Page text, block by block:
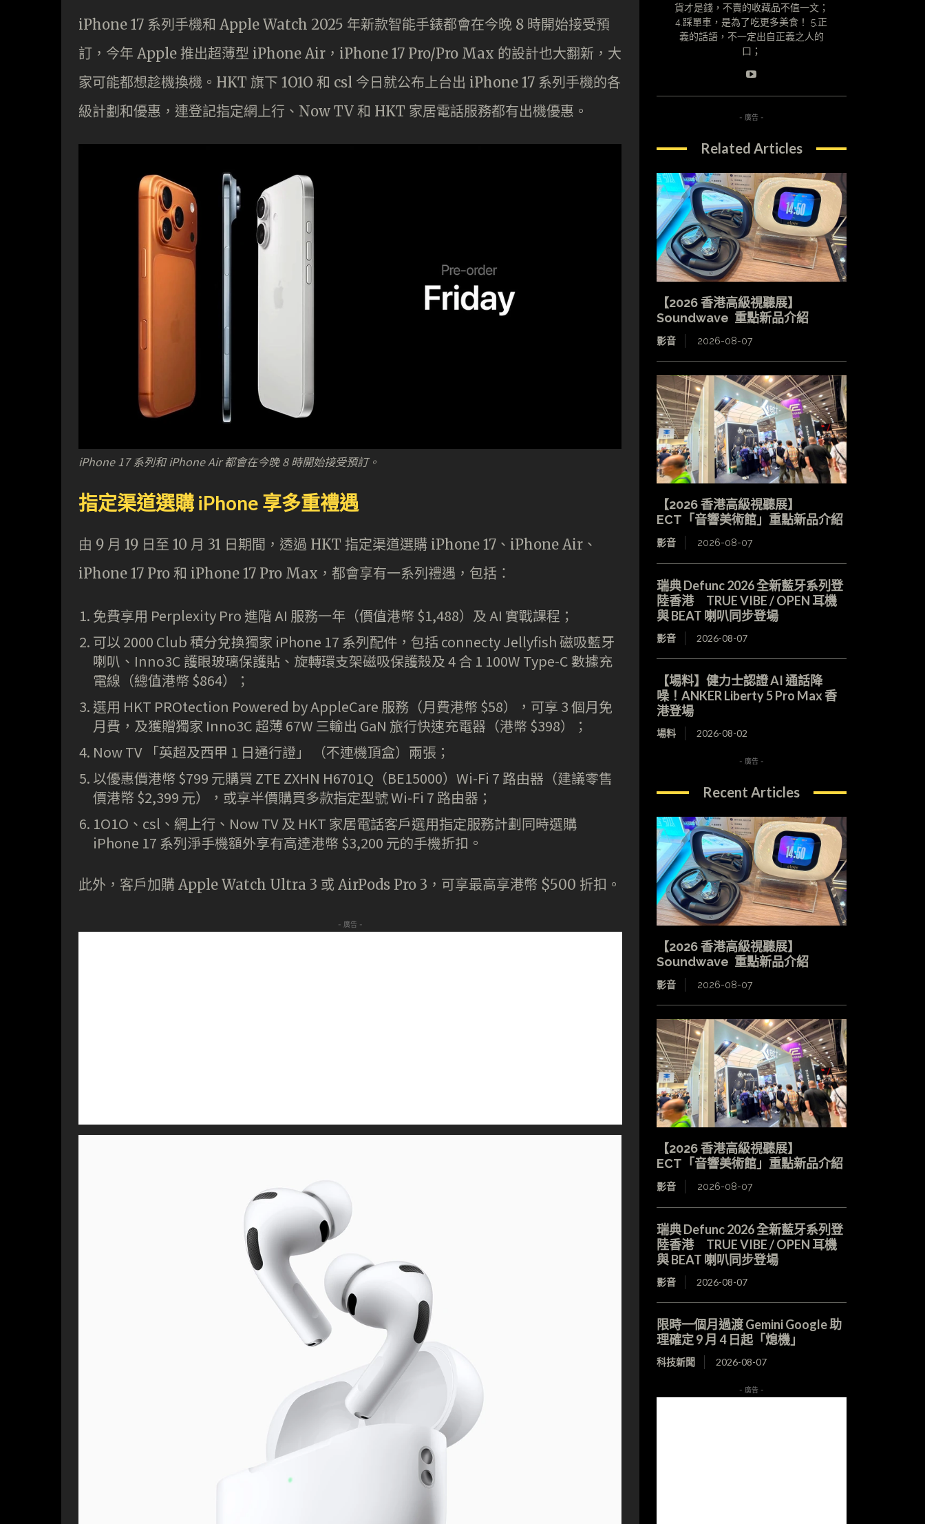
iPhone 17 系列手機和 Apple Watch 2025 年新款智能手錶都會在今晚 8 時開始接受預
訂，今年 Apple 推出超薄型 iPhone Air，iPhone 17 Pro/Pro Max 的設計也大翻新，大
家可能都想趁機換機。HKT 旗下 1O1O 和 csl 今日就公布上台出 iPhone 17 系列手機的各
級計劃和優惠，連登記指定網上行、Now TV 和 HKT 家居電話服務都有出機優惠。
iPhone 17 系列和 iPhone Air 都會在今晚 8 時開始接受預訂。
指定渠道選購 iPhone 享多重禮遇
由 9 月 19 日至 10 月 31 日期間，透過 HKT 指定渠道選購 iPhone 17、iPhone Air、
iPhone 17 Pro 和 iPhone 17 Pro Max，都會享有一系列禮遇，包括：
免費享用 Perplexity Pro 進階 AI 服務一年（價值港幣 $1,488）及 AI 實戰課程；
可以 2000 Club 積分兌換獨家 iPhone 17 系列配件，包括 connecty Jellyfish 磁吸藍牙
喇叭、Inno3C 護眼玻璃保護貼、旋轉環支架磁吸保護殼及 4 合 1 100W Type-C 數據充
電線（總值港幣 $864）；
選用 HKT PROtection Powered by AppleCare 服務（月費港幣 $58），可享 3 個月免
月費，及獲贈獨家 Inno3C 超薄 67W 三輸出 GaN 旅行快速充電器（港幣 $398）；
Now TV 「英超及西甲 1 日通行證」 （不連機頂盒）兩張；
以優惠價港幣 $799 元購買 ZTE ZXHN H6701Q（BE15000）Wi-Fi 7 路由器（建議零售
價港幤 $2,399 元），或享半價購買多款指定型號 Wi-Fi 7 路由器；
1O1O、csl、網上行、Now TV 及 HKT 家居電話客戶選用指定服務計劃同時選購
iPhone 17 系列淨手機額外享有高達港幣 $3,200 元的手機折扣。
此外，客戶加購 Apple Watch Ultra 3 或 AirPods Pro 3，可享最高享港幣 $500 折扣。
- 廣告 -
貨才是錢，不賣的收藏品不值一文；
4.踩單車，是為了吃更多美食！ 5.正
義的話語，不一定出自正義之人的
口；
- 廣告 -
Related Articles
【2026 香港高級視聽展】
Soundwave 重點新品介紹
影音 2026-08-07
【2026 香港高級視聽展】
ECT「音響美術館」重點新品介紹
影音 2026-08-07
瑞典 Defunc 2026 全新藍牙系列登
陸香港 TRUE VIBE / OPEN 耳機
與 BEAT 喇叭同步登場
影音 2026-08-07
【場料】健力士認證 AI 通話降
噪！ANKER Liberty 5 Pro Max 香
港登場
場料 2026-08-02
- 廣告 -
Recent Articles
【2026 香港高級視聽展】
Soundwave 重點新品介紹
影音 2026-08-07
【2026 香港高級視聽展】
ECT「音響美術館」重點新品介紹
影音 2026-08-07
瑞典 Defunc 2026 全新藍牙系列登
陸香港 TRUE VIBE / OPEN 耳機
與 BEAT 喇叭同步登場
影音 2026-08-07
限時一個月過渡 Gemini Google 助
理確定 9 月 4 日起「熄機」
科技新聞 2026-08-07
- 廣告 -